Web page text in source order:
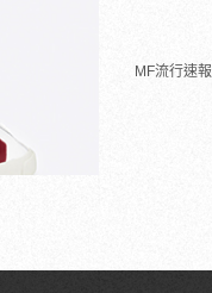
MF流行速報